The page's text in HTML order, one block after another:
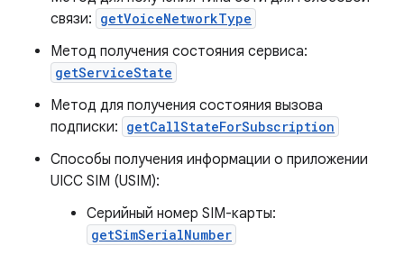
связи: getVoiceNetworkType
Метод получения состояния сервиса:
getServiceState
Метод для получения состояния вызова
подписки: getCallStateForSubscription
Способы получения информации о приложении
UICC SIM (USIM):
Серийный номер SIM-карты:
getSimSerialNumber